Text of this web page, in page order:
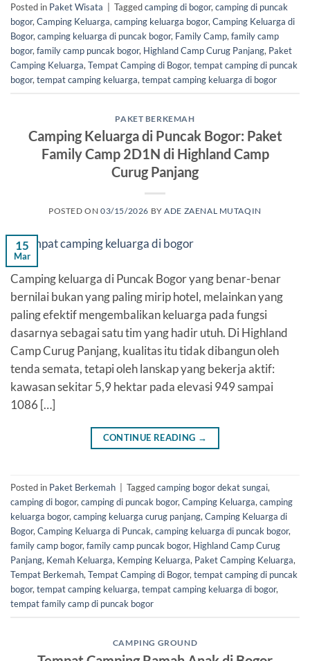
Posted in Paket Wisata | Taggedcamping di bogor, camping di puncak
bogor, Camping Keluarga, camping keluarga bogor, Camping Keluarga di
Bogor, camping keluarga di puncak bogor, Family Camp, family camp
bogor, family camp puncak bogor, Highland Camp Curug Panjang, Paket
Camping Keluarga, Tempat Camping di Bogor, tempat camping di puncak
bogor, tempat camping keluarga, tempat camping keluarga di bogor
PAKET BERKEMAH
Camping Keluarga di Puncak Bogor: Paket
Family Camp 2D1N di Highland Camp
Curug Panjang
POSTED ON03/15/2026 BYADE ZAENAL MUTAQIN
15
Mar
Camping keluarga di Puncak Bogor yang benar-benar
bernilai bukan yang paling mirip hotel, melainkan yang
paling efektif mengembalikan keluarga pada fungsi
dasarnya sebagai satu tim yang hadir utuh. Di Highland
Camp Curug Panjang, kualitas itu tidak dibangun oleh
tenda semata, tetapi oleh lanskap yang bekerja aktif:
kawasan sekitar 5,9 hektar pada elevasi 949 sampai
1086 […]
CONTINUE READING →
Posted in Paket Berkemah Taggedcamping bogor dekat sungai,
camping di bogor, camping di puncak bogor, Camping Keluarga, camping
keluarga bogor, camping keluarga curug panjang, Camping Keluarga di
Bogor, Camping Keluarga di Puncak, camping keluarga di puncak bogor,
family camp bogor, family camp puncak bogor, Highland Camp Curug
Panjang, Kemah Keluarga, Kemping Keluarga, Paket Camping Keluarga,
Tempat Berkemah, Tempat Camping di Bogor, tempat camping di puncak
bogor, tempat camping keluarga, tempat camping keluarga di bogor,
tempat family camp di puncak bogor
CAMPING GROUND